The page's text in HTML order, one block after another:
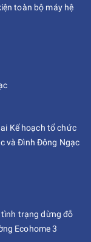
toàn bộ máy hệ
Kế hoạch tổ chức
và Đình Đông Ngạc
tình trạng dừng đỗ
Ecohome 3